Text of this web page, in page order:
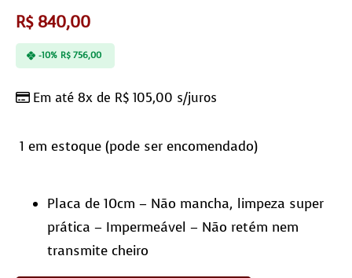
Sob Medida!
R$840,00
Em até 8x de R$ 105,00 s/juros
-10% R$756,00
1 em estoque (pode ser encomendado)
Placa de 10cm – Não mancha, limpeza super
prática – Impermeável – Não retém nem
transmite cheiro